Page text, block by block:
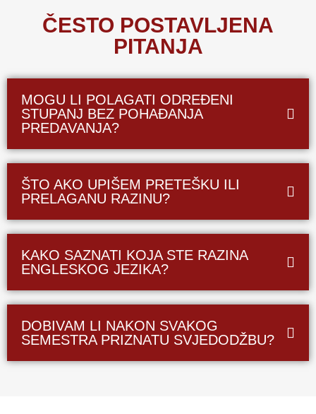
ČESTO POSTAVLJENA
PITANJA
MOGU LI POLAGATI ODREĐENI
STUPANJ BEZ POHAĐANJA
PREDAVANJA?
ŠTO AKO UPIŠEM PRETEŠKU ILI
PRELAGANU RAZINU?
KAKO SAZNATI KOJA STE RAZINA
ENGLESKOG JEZIKA?
DOBIVAM LI NAKON SVAKOG
SEMESTRA PRIZNATU SVJEDODŽBU?